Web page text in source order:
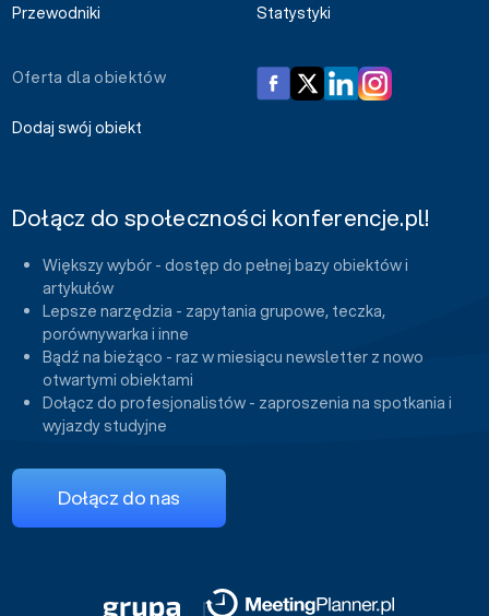
Przewodniki
Statystyki
Oferta dla obiektów
Dodaj swój obiekt
Dołącz do społeczności konferencje.pl!
Większy wybór - dostęp do pełnej bazy obiektów i
artykułów
Lepsze narzędzia - zapytania grupowe, teczka,
porównywarka i inne
Bądź na bieżąco - raz w miesiącu newsletter z nowo
otwartymi obiektami
Dołącz do profesjonalistów - zaproszenia na spotkania i
wyjazdy studyjne
Dołącz do nas